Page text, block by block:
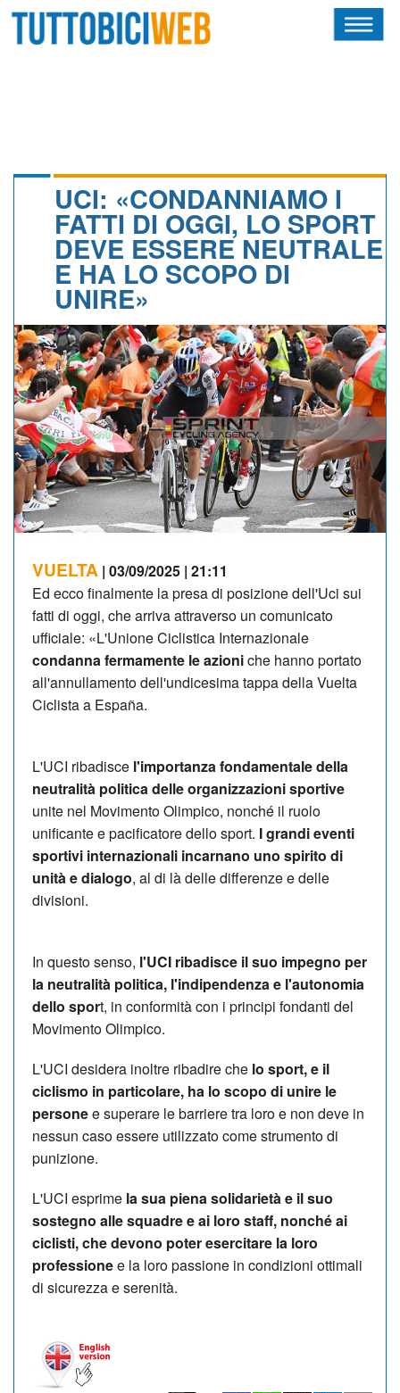
CALENDARIO
ALBI D'ORO
NEWSLETTER
UCI: «CONDANNIAMO I
FATTI DI OGGI, LO SPORT
DEVE ESSERE NEUTRALE
E HA LO SCOPO DI
UNIRE»
VUELTA | 03/09/2025 | 21:11
Ed ecco finalmente la presa di posizione dell'Uci sui
fatti di oggi, che arriva attraverso un comunicato
ufficiale: «L'Unione Ciclistica Internazionale
condanna fermamente le azioniche hanno portato
all'annullamento dell'undicesima tappa della Vuelta
Ciclista a España.
L'UCI ribadisce l'importanza fondamentale della
neutralità politica delle organizzazioni sportive
unite nel Movimento Olimpico, nonché il ruolo
unificante e pacificatore dello sport. I grandi eventi
sportivi internazionali incarnano uno spirito di
unità e dialogo, al di là delle differenze e delle
divisioni.
In questo senso, l'UCI ribadisce il suo impegno per
la neutralità politica, l'indipendenza e l'autonomia
dello sport, in conformità con i principi fondanti del
Movimento Olimpico.
L'UCI desidera inoltre ribadire che lo sport, e il
ciclismo in particolare, ha lo scopo di unire le
personee superare le barriere tra loro e non deve in
nessun caso essere utilizzato come strumento di
punizione.
L'UCI esprime la sua piena solidarietà e il suo
sostegno alle squadre e ai loro staff, nonché ai
ciclisti, che devono poter esercitare la loro
professionee la loro passione in condizioni ottimali
di sicurezza e serenità.